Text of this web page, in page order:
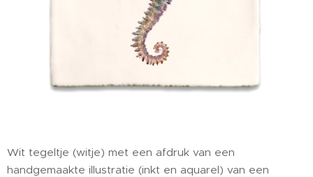
Wit tegeltje (witje) met een afdruk van een
handgemaakte illustratie (inkt en aquarel) van een